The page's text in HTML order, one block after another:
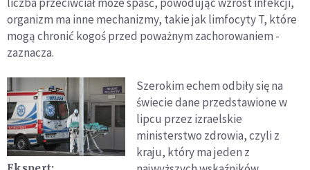
organizm ma inne mechanizmy, takie jak limfocyty T, które
mogą chronić kogoś przed poważnym zachorowaniem -
zaznacza.
Szerokim echem odbiły się na
świecie dane przedstawione w
lipcu przez izraelskie
ministerstwo zdrowia, czyli z
kraju, który ma jeden z